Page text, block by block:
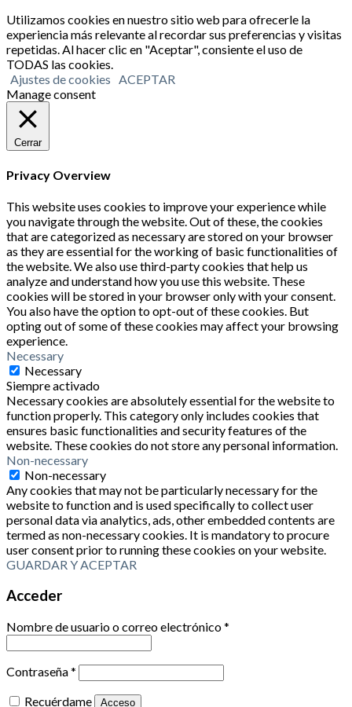
Utilizamos cookies en nuestro sitio web para ofrecerle la
experiencia más relevante al recordar sus preferencias y visitas
repetidas. Al hacer clic en "Aceptar", consiente el uso de
TODAS las cookies.
Ajustes de cookies ACEPTAR
Manage consent
Cerrar
Privacy Overview
This website uses cookies to improve your experience while
you navigate through the website. Out of these, the cookies
that are categorized as necessary are stored on your browser
as they are essential for the working of basic functionalities of
the website. We also use third-party cookies that help us
analyze and understand how you use this website. These
cookies will be stored in your browser only with your consent.
You also have the option to opt-out of these cookies. But
opting out of some of these cookies may affect your browsing
experience.
Necessary
Necessary
Siempre activado
Necessary cookies are absolutely essential for the website to
function properly. This category only includes cookies that
ensures basic functionalities and security features of the
website. These cookies do not store any personal information.
Non-necessary
Non-necessary
Any cookies that may not be particularly necessary for the
website to function and is used specifically to collect user
personal data via analytics, ads, other embedded contents are
termed as non-necessary cookies. It is mandatory to procure
user consent prior to running these cookies on your website.
GUARDAR Y ACEPTAR
Acceder
Nombre de usuario o correo electrónico*
Contraseña*
Recuérdame
Acceso